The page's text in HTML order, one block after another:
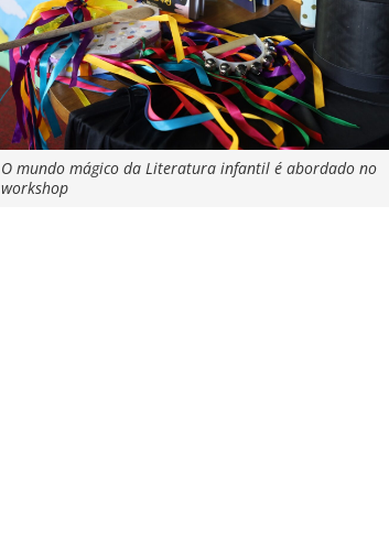
O mundo mágico da Literatura infantil é abordado no
workshop